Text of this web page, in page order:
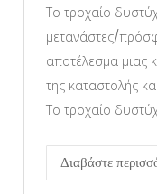
Το τροχαίο
μετανάστες/
αποτέλεσμα μιας
της καταστολής
Το τροχαίο
Διαβάστε